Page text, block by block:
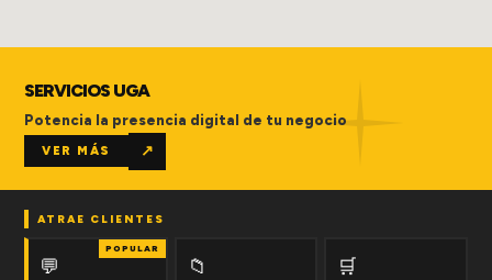
SERVICIOS UGA
Potencia la presencia digital de tu negocio
VER MÁS ↗
ATRAE CLIENTES
POPULAR
💬 📁 🛒